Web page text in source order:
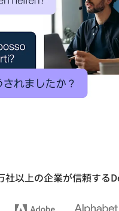
社以上の企業が信頼する